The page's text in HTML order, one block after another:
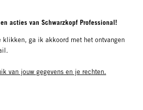
acties van Schwarzkopf Professional!
klikken, ga ik akkoord met het ontvangen
van jouw gegevens en je rechten.